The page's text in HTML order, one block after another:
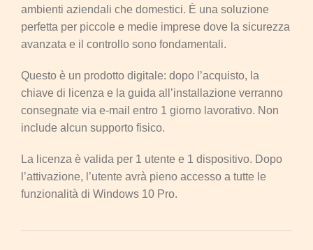
ambienti aziendali che domestici. È una soluzione
perfetta per piccole e medie imprese dove la sicurezza
avanzata e il controllo sono fondamentali.
Questo è un prodotto digitale: dopo l’acquisto, la
chiave di licenza e la guida all’installazione verranno
consegnate via e-mail entro 1 giorno lavorativo. Non
include alcun supporto fisico.
La licenza è valida per 1 utente e 1 dispositivo. Dopo
l’attivazione, l’utente avrà pieno accesso a tutte le
funzionalità di Windows 10 Pro.